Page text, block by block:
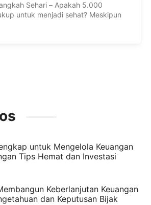
Sehari – Apakah 5.000
untuk menjadi sehat? Meskipun
untuk Mengelola Keuangan
Tips Hemat dan Investasi
Keberlanjutan Keuangan
dan Keputusan Bijak